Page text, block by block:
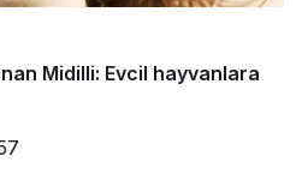
Midilli: Evcil hayvanlara